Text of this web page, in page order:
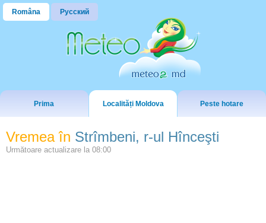
Româna Русский
Prima Localități Moldova Peste hotare
Vremea în Strîmbeni, r-ul Hînceşti
Următoare actualizare la 08:00